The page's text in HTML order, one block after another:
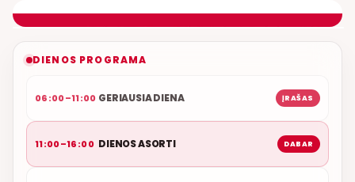
DIENOS PROGRAMA
06:00–11:00 GERIAUSIA DIENA ĮRAŠAS
11:00–16:00 DIENOS ASORTI DABAR